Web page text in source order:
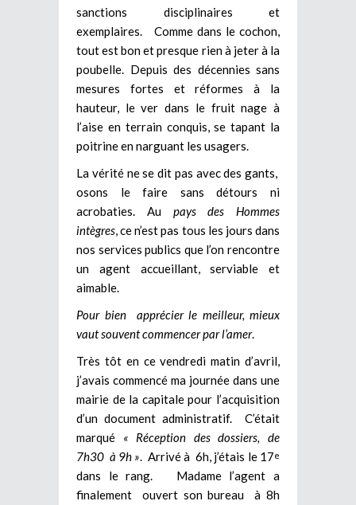
sanctions disciplinaires et
exemplaires. Comme dans le cochon,
tout est bon et presque rien à jeter à la
poubelle. Depuis des décennies sans
mesures fortes et réformes à la
hauteur, le ver dans le fruit nage à
l’aise en terrain conquis, se tapant la
poitrine en narguant les usagers.
La vérité ne se dit pas avec des gants,
osons le faire sans détours ni
acrobaties. Au pays des Hommes
intègres , ce n’est pas tous les jours dans
nos services publics que l’on rencontre
un agent accueillant, serviable et
aimable.
Pour bien apprécier le meilleur, mieux
vaut souvent commencer par l’amer.
Très tôt en ce vendredi matin d’avril,
j’avais commencé ma journée dans une
mairie de la capitale pour l’acquisition
d’un document administratif. C’était
marqué « Réception des dossiers, de
7h30 à 9h » . Arrivé à 6h, j’étais le 17e
dans le rang. Madame l’agent a
finalement ouvert son bureau à 8h